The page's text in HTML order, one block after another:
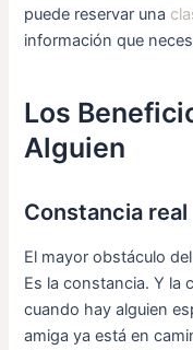
puede reservar una
información que
Los
Alguien
Constancia real
El mayor obstáculo
Es la constancia. Y la
cuando hay alguien
amiga ya está en